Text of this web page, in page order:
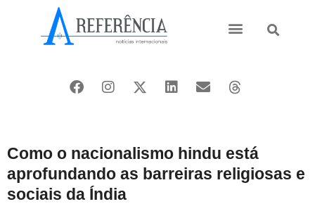
Como o nacionalismo hindu está
aprofundando as barreiras religiosas e
sociais da Índia